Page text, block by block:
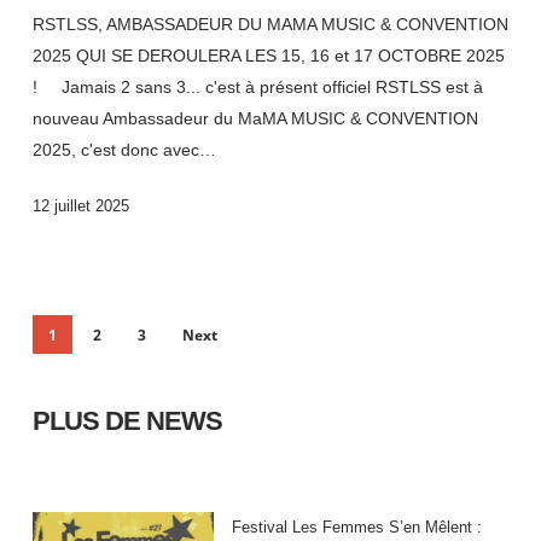
RSTLSS, AMBASSADEUR DU MAMA MUSIC & CONVENTION
2025 QUI SE DEROULERA LES 15, 16 et 17 OCTOBRE 2025
! Jamais 2 sans 3... c'est à présent officiel RSTLSS est à
nouveau Ambassadeur du MaMA MUSIC & CONVENTION
2025, c'est donc avec…
12 juillet 2025
1 2 3 Next
PLUS DE NEWS
Festival Les Femmes S’en Mêlent :